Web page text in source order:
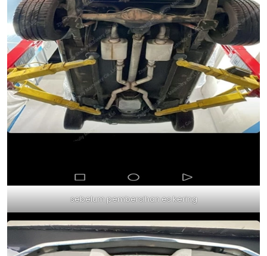
sebelum pembersihan es kering